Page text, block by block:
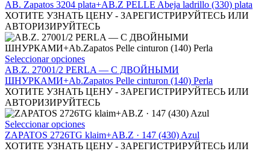
se
pueden
elegir
en
la
página
de
producto
producto
tiene
múltiples
variantes.
Las
opciones
se
pueden
elegir
en
la
página
de
producto
AB. Zapatos 3204 plata+AB.Z PELLE Abeja ladrillo (330) plata
ХОТИТЕ УЗНАТЬ ЦЕНУ - ЗАРЕГИСТРИРУЙТЕСЬ ИЛИ
АВТОРИЗИРУЙТЕСЬ
Seleccionar opcionesEste
producto
tiene
múltiples
variantes.
Las
opciones
se
pueden
AB.Z. 27001/2 PERLA — С ДВОЙНЫМИ
ШНУРКАМИ+Ab.Zapatos Pelle cinturon (140) Perla
ХОТИТЕ УЗНАТЬ ЦЕНУ - ЗАРЕГИСТРИРУЙТЕСЬ ИЛИ
АВТОРИЗИРУЙТЕСЬ
Seleccionar opcionesEste
producto
tiene
ZAPATOS 2726TG klaim+AB.Z · 147 (430) Azul
ХОТИТЕ УЗНАТЬ ЦЕНУ - ЗАРЕГИСТРИРУЙТЕСЬ ИЛИ